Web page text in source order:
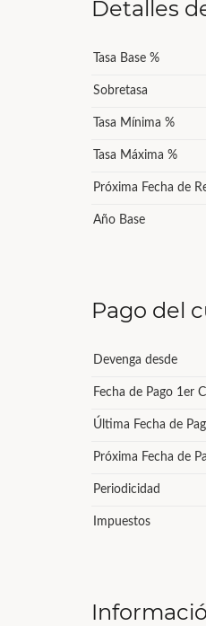
Detalles
Tasa Base %
Sobretasa
Tasa Mínima %
Tasa Máxima %
Próxima Fecha de
Año Base
Pago del
Devenga desde
Fecha de Pago 1er
Última Fecha de
Próxima Fecha de
Periodicidad
Impuestos